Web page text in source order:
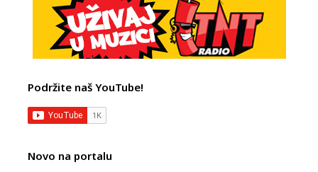
Podržite naš YouTube!
Novo na portalu